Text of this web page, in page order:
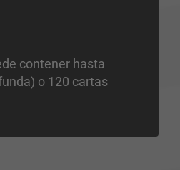
contener hasta
o 120 cartas